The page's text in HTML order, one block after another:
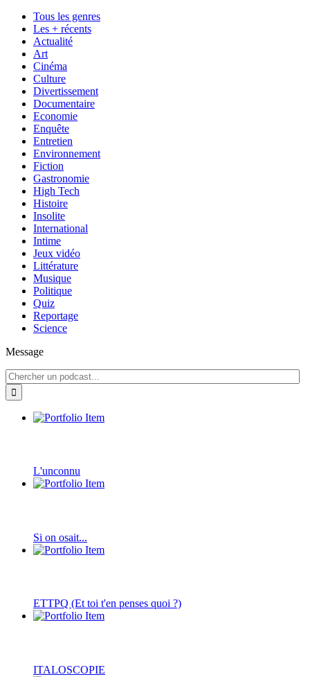
Tous les genres
Les + récents
Actualité
Art
Cinéma
Culture
Divertissement
Documentaire
Economie
Enquête
Entretien
Environnement
Fiction
Gastronomie
High Tech
Histoire
Insolite
International
Intime
Jeux vidéo
Littérature
Musique
Politique
Quiz
Reportage
Science
Message
L'unconnu
Si on osait...
ETTPQ (Et toi t'en penses quoi ?)
ITALOSCOPIE